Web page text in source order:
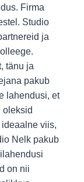
Firma
Studio
ja
tänu ja
pakub
lahendusi, et
oleksid
viis,
Nelk pakub
on nii